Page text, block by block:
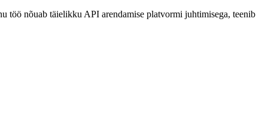
töö nõuab täielikku API arendamise platvormi juhtimisega, teenib